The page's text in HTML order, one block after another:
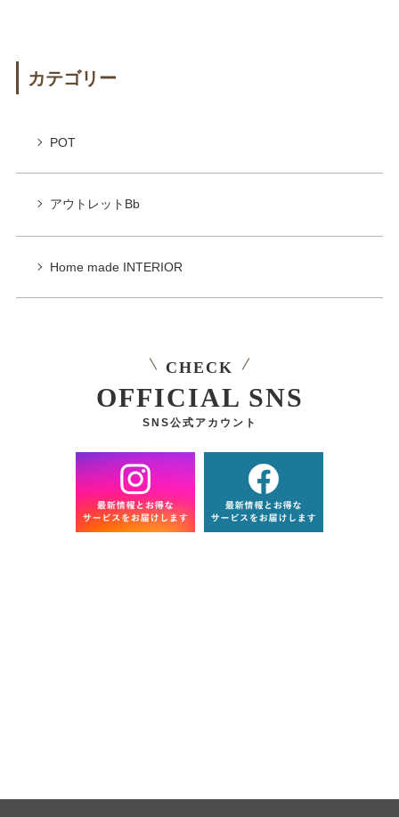
カテゴリー
POT
アウトレットBb
Home made INTERIOR
CHECK
OFFICIAL SNS
SNS公式アカウント